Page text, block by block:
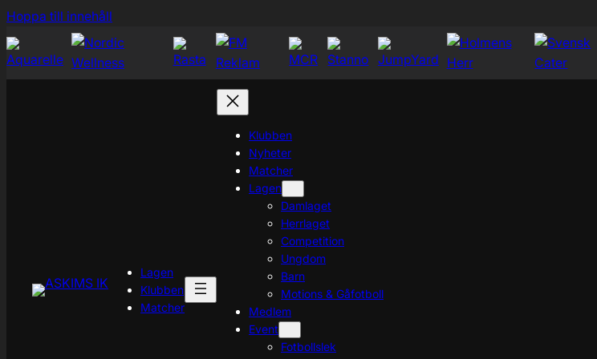
Hoppa till innehåll
till
Lagen
Klubben
Matcher
Klubben
Nyheter
Matcher
Lagen
Damlaget
Herrlaget
Competition
Ungdom
Barn
Motions & Gåfotboll
Medlem
Event
Fotbollslek